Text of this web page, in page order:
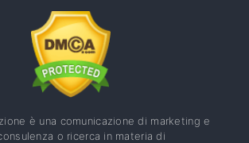
è una comunicazione di marketing e
o ricerca in materia di